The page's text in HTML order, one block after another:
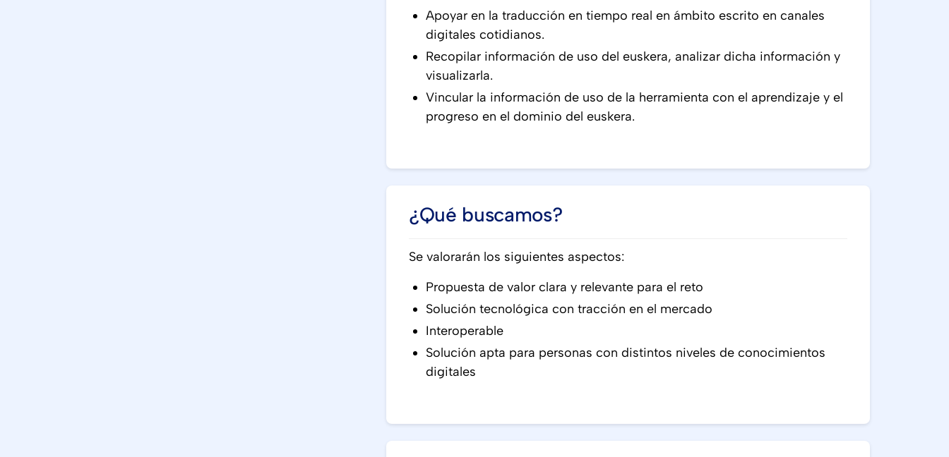
Apoyar en la traducción en tiempo real en ámbito escrito en canales
digitales cotidianos.
Recopilar información de uso del euskera, analizar dicha información y
visualizarla.
Vincular la información de uso de la herramienta con el aprendizaje y el
progreso en el dominio del euskera.
¿Qué buscamos?
Se valorarán los siguientes aspectos:
Propuesta de valor clara y relevante para el reto
Solución tecnológica con tracción en el mercado
Interoperable
Solución apta para personas con distintos niveles de conocimientos
digitales